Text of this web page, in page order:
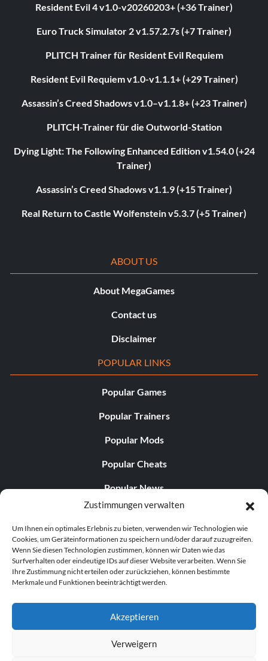
Zustimmungen verwalten
Um Ihnen ein optimales Erlebnis zu bieten, verwenden wir Technologien wie
Cookies, um Geräteinformationen zu speichern und/oder darauf zuzugreifen.
Wenn Sie diesen Technologien zustimmen, können wir Daten wie das
Surfverhalten oder eindeutige IDs auf dieser Website verarbeiten. Wenn Sie
Ihre Zustimmung nicht erteilen oder zurückziehen, können bestimmte
Merkmale und Funktionen beeinträchtigt werden.
Akzeptieren
Verweigern
Resident Evil 4 v1.0-v20260203+ (+36 Trainer)
Euro Truck Simulator 2 v1.57.2.7s (+7 Trainer)
PLITCH Trainer für Resident Evil Requiem
Resident Evil Requiem v1.0-v1.1.1+ (+29 Trainer)
Assassin’s Creed Shadows v1.0–v1.1.8+ (+23 Trainer)
PLITCH-Trainer für die Outworld-Station
Dying Light: The Following Enhanced Edition v1.54.0 (+24
Trainer)
Assassin’s Creed Shadows v1.1.9 (+15 Trainer)
Real Return to Castle Wolfenstein v5.3.7 (+5 Trainer)
ABOUT US
About MegaGames
Contact us
Disclaimer
POPULAR LINKS
Popular Games
Popular Trainers
Popular Mods
Popular Cheats
Popular News
Popular Editorials
Popular Free Games
LATEST UPDATES